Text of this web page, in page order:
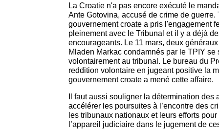
La Croatie n'a pas encore exécuté le
Ante Gotovina, accusé de crime de guerre.
gouvernement croate a pris l'engagement
pleinement avec le Tribunal et il y a déjà
encourageants. Le 11 mars, deux
Mladen Markac condamnés par le TPIY se
volontairement au tribunal. Le bureau du
reddition volontaire en jugeant positive la
gouvernement croate a mené cette affaire.
Il faut aussi souligner la détermination des
accélérer les poursuites à l’encontre des
les tribunaux nationaux et leurs efforts
l’appareil judiciaire dans le jugement de